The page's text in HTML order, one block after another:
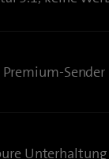
Sender